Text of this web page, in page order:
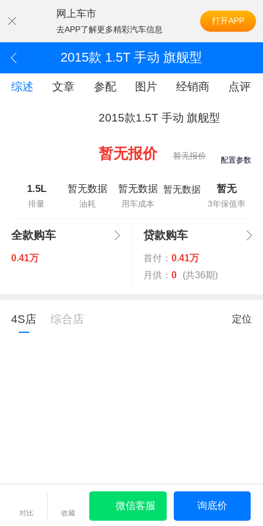
网上车市
去APP了解更多精彩汽车信息
打开APP
2015款 1.5T 手动 旗舰型
综述 文章 参配 图片 经销商 点评
2015款1.5T 手动 旗舰型
暂无报价 暂无报价 配置参数
1.5L
排量
暂无数据
油耗
暂无数据
用车成本
暂无数据 暂无
3年保值率
全款购车
0.41万
贷款购车
首付： 0.41万
月供： 0 (共36期)
4S店 综合店 定位
对比 收藏
微信客服 询底价